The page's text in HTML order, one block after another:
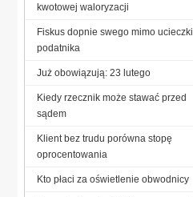
kwotowej waloryzacji
Fiskus dopnie swego mimo ucieczki
podatnika
Już obowiązują: 23 lutego
Kiedy rzecznik może stawać przed
sądem
Klient bez trudu porówna stopę
oprocentowania
Kto płaci za oświetlenie obwodnicy